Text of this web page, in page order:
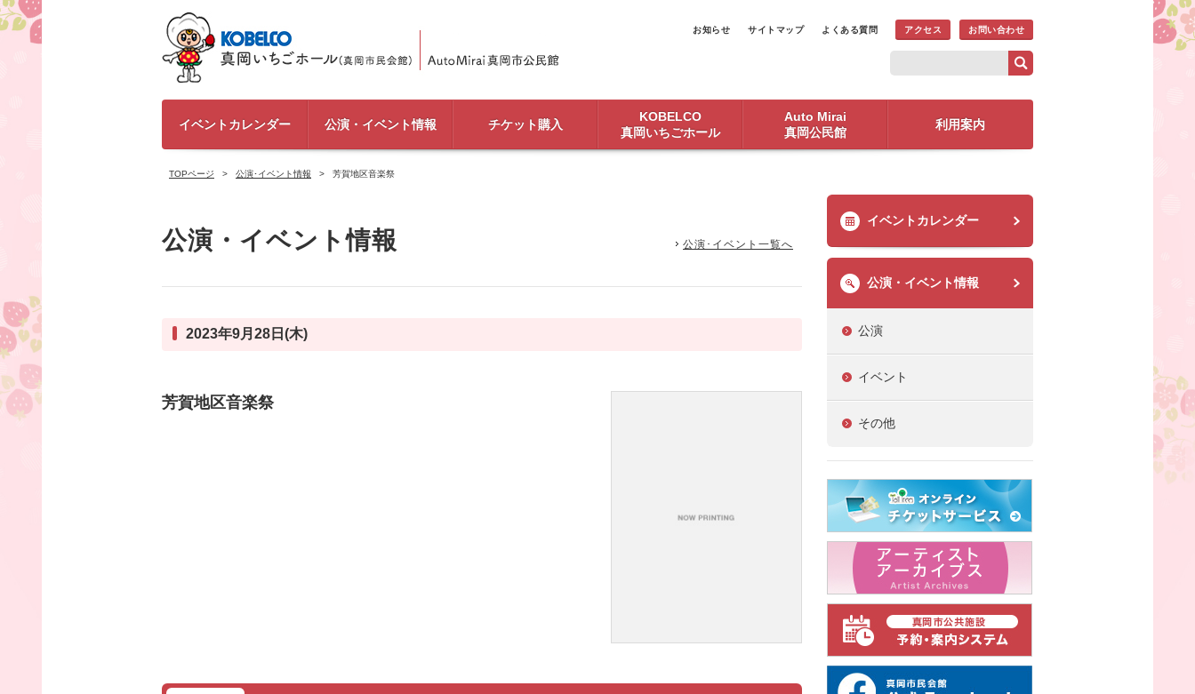
お知らせ サイトマップ よくある質問 アクセス お問い合わせ
イベントカレンダー 公演・イベント情報 チケット購入
KOBELCO
真岡いちごホール
Auto Mirai
真岡公民館
利用案内
TOPページ 公演･イベント情報 芳賀地区音楽祭
公演・イベント情報 公演･イベント一覧へ
2023年9月28日(木)
芳賀地区音楽祭
イベントカレンダー
公演・イベント情報
公演
イベント
その他